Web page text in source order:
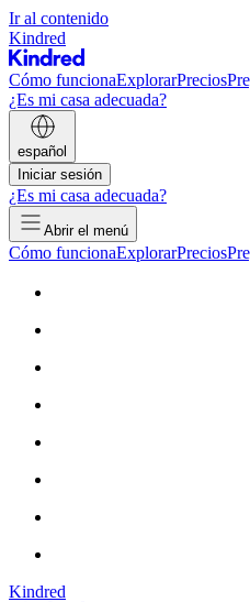
Ir al contenido
Kindred
Cómo funcionaExplorarPrecios
¿Es mi casa adecuada?
español
Iniciar sesión
¿Es mi casa adecuada?
Abrir el menú
Cómo funcionaExplorarPrecios
Kindred